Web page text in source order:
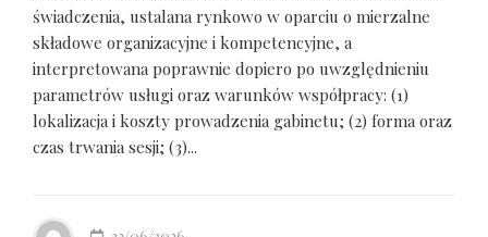
świadczenia, ustalana rynkowo w oparciu o mierzalne
składowe organizacyjne i kompetencyjne, a
interpretowana poprawnie dopiero po uwzględnieniu
parametrów usługi oraz warunków współpracy: (1)
lokalizacja i koszty prowadzenia gabinetu; (2) forma oraz
czas trwania sesji; (3)...